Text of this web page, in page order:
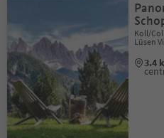
Koll/
Lüsen
3.4